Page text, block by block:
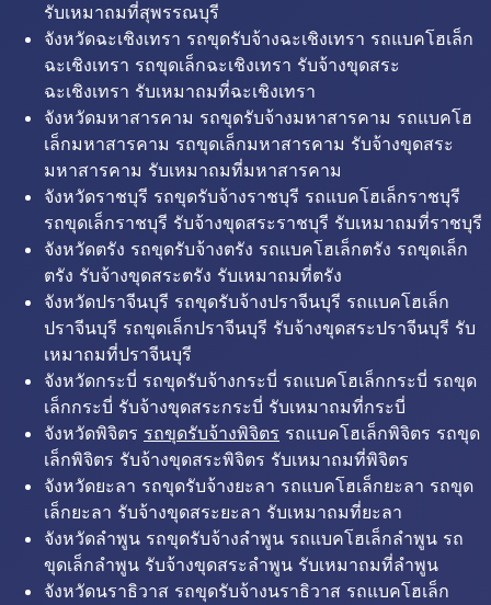
รับเหมาถมที่สุพรรณบุรี
จังหวัดฉะเชิงเทรา รถขุดรับจ้างฉะเชิงเทรา รถแบคโฮเล็ก
ฉะเชิงเทรา รถขุดเล็กฉะเชิงเทรา รับจ้างขุดสระ
ฉะเชิงเทรา รับเหมาถมที่ฉะเชิงเทรา
จังหวัดมหาสารคาม รถขุดรับจ้างมหาสารคาม รถแบคโฮ
เล็กมหาสารคาม รถขุดเล็กมหาสารคาม รับจ้างขุดสระ
มหาสารคาม รับเหมาถมที่มหาสารคาม
จังหวัดราชบุรี รถขุดรับจ้างราชบุรี รถแบคโฮเล็กราชบุรี
รถขุดเล็กราชบุรี รับจ้างขุดสระราชบุรี รับเหมาถมที่ราชบุรี
จังหวัดตรัง รถขุดรับจ้างตรัง รถแบคโฮเล็กตรัง รถขุดเล็ก
ตรัง รับจ้างขุดสระตรัง รับเหมาถมที่ตรัง
จังหวัดปราจีนบุรี รถขุดรับจ้างปราจีนบุรี รถแบคโฮเล็ก
ปราจีนบุรี รถขุดเล็กปราจีนบุรี รับจ้างขุดสระปราจีนบุรี รับ
เหมาถมที่ปราจีนบุรี
จังหวัดกระบี่ รถขุดรับจ้างกระบี่ รถแบคโฮเล็กกระบี่ รถขุด
เล็กกระบี่ รับจ้างขุดสระกระบี่ รับเหมาถมที่กระบี่
จังหวัดพิจิตร รถขุดรับจ้างพิจิตร รถแบคโฮเล็กพิจิตร รถขุด
เล็กพิจิตร รับจ้างขุดสระพิจิตร รับเหมาถมที่พิจิตร
จังหวัดยะลา รถขุดรับจ้างยะลา รถแบคโฮเล็กยะลา รถขุด
เล็กยะลา รับจ้างขุดสระยะลา รับเหมาถมที่ยะลา
จังหวัดลำพูน รถขุดรับจ้างลำพูน รถแบคโฮเล็กลำพูน รถ
ขุดเล็กลำพูน รับจ้างขุดสระลำพูน รับเหมาถมที่ลำพูน
จังหวัดนราธิวาส รถขุดรับจ้างนราธิวาส รถแบคโฮเล็ก